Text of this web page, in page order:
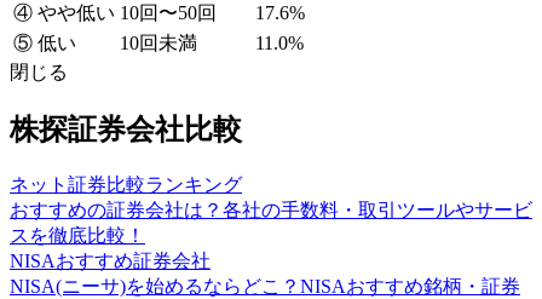
④ やや低い 10回〜50回
17.6%
⑤ 低い
10回未満
11.0%
閉じる
株探証券会社比較
ネット証券比較ランキング
おすすめの証券会社は？各社の手数料・取引ツールやサービ
スを徹底比較！
NISAおすすめ証券会社
NISA(ニーサ)を始めるならどこ？NISAおすすめ銘柄・証券